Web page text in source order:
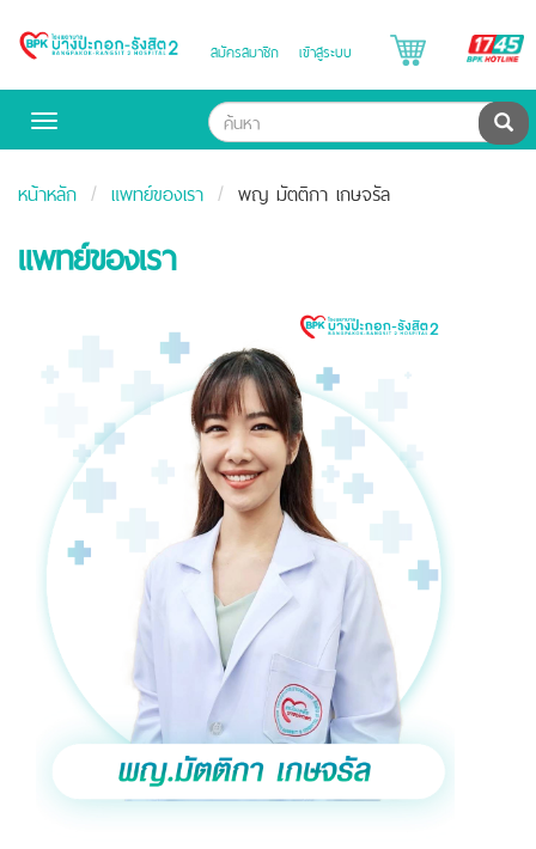
Bangpakok
สมัครสมาชิก เข้าสู่ระบบ
Toggle
ค้น
หน้าหลัก แพทย์ของเรา พญ มัตติกา เกษจรัล
แพทย์ของเรา